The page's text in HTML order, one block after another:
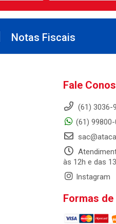
Notas Fiscais
Fale
(61) 3036-
(61)
às 12h e das
Instagram
Formas